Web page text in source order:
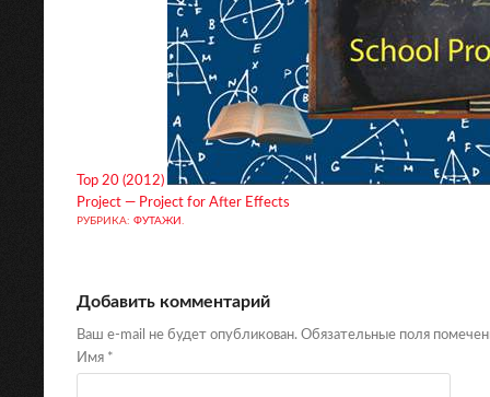
Top 20 (2012)
Project — Project for After Effects
РУБРИКА: ФУТАЖИ
Добавить комментарий
Ваш e-mail не будет опубликован. Обязательные поля
Имя *